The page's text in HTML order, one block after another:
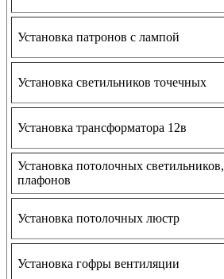
Установка патронов с лампой
Установка светильников точечных
Установка трансформатора 12в
Установка потолочных светильников,
плафонов
Установка потолочных люстр
Установка гофры вентиляции